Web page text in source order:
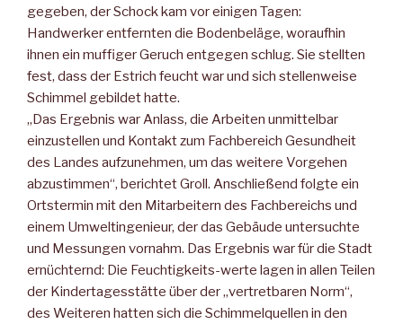
gegeben, der Schock kam vor einigen Tagen:
Handwerker entfernten die Bodenbeläge, woraufhin
ihnen ein muffiger Geruch entgegen schlug. Sie stellten
fest, dass der Estrich feucht war und sich stellenweise
Schimmel gebildet hatte.
„Das Ergebnis war Anlass, die Arbeiten unmittelbar
einzustellen und Kontakt zum Fachbereich Gesundheit
des Landes aufzunehmen, um das weitere Vorgehen
abzustimmen“, berichtet Groll. Anschließend folgte ein
Ortstermin mit den Mitarbeitern des Fachbereichs und
einem Umweltingenieur, der das Gebäude untersuchte
und Messungen vornahm. Das Ergebnis war für die Stadt
ernüchternd: Die Feuchtigkeits-werte lagen in allen Teilen
der Kindertagesstätte über der „vertretbaren Norm“,
des Weiteren hatten sich die Schimmelquellen in den